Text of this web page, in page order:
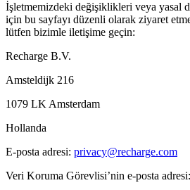
İşletmemizdeki değişiklikleri veya yasal
için bu sayfayı düzenli olarak ziyaret
lütfen bizimle iletişime geçin:
Recharge B.V.
Amsteldijk 216
1079 LK Amsterdam
Hollanda
E-posta adresi: privacy@recharge.com
Veri Koruma Görevlisi’nin e-posta adresi: